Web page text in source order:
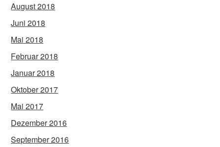
August 2018
Juni 2018
Mai 2018
Februar 2018
Januar 2018
Oktober 2017
Mai 2017
Dezember 2016
September 2016